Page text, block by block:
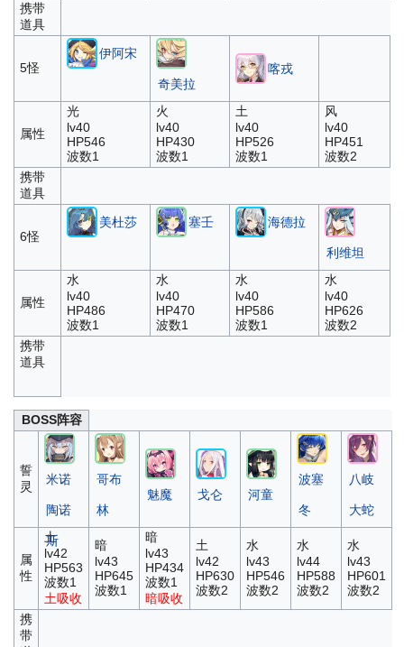
携带
道具
5怪
伊阿宋
奇美拉
喀戎
属性
光
lv40
HP546
波数1
火
lv40
HP430
波数1
土
lv40
HP526
波数1
风
lv40
HP451
波数2
携带
道具
6怪
美杜莎 塞壬 海德拉
利维坦
属性
水
lv40
HP486
波数1
水
lv40
HP470
波数1
水
lv40
HP586
波数1
水
lv40
HP626
波数2
携带
道具
BOSS阵容
誓
灵
米诺
陶诺
斯
哥布
林
魅魔 戈仑 河童
波塞
冬
八岐
大蛇
属
性
土
lv42
HP563
波数1
土吸收
暗
lv43
HP645
波数1
暗
lv43
HP434
波数1
暗吸收
土
lv42
HP630
波数2
水
lv43
HP546
波数2
水
lv44
HP588
波数2
水
lv43
HP601
波数2
携
带